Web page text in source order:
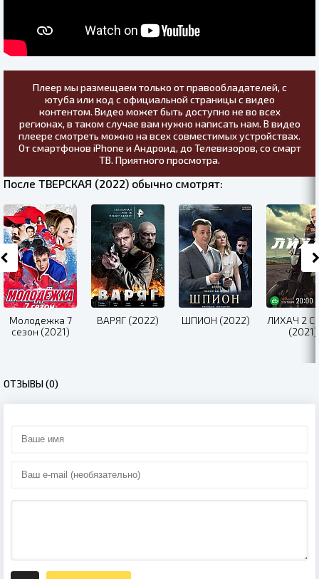
Плеер мы размещаем только от правообладателей, с
ютуба или код с официальной страницы с видео
контентом. Видео может быть доступно не во всех
регионах, в таком случае вам нужно написать нам. В видео
плеере смотреть можно на всех совместимых устройствах.
От смартфонов iPhone и Андроид, до Телевизоров, со смарт
ТВ. Приятного просмотра.
После ТВЕРСКАЯ (2022) обычно смотрят:
Молодежка 7
сезон (2021)
ВАРЯГ (2022) ШПИОН (2022)
ЛИХАЧ 2
(2021)
ОТЗЫВЫ (0)